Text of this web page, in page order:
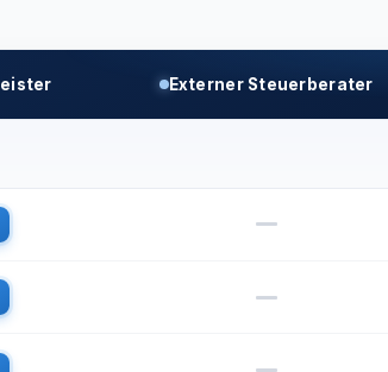
Externer Steuerberater